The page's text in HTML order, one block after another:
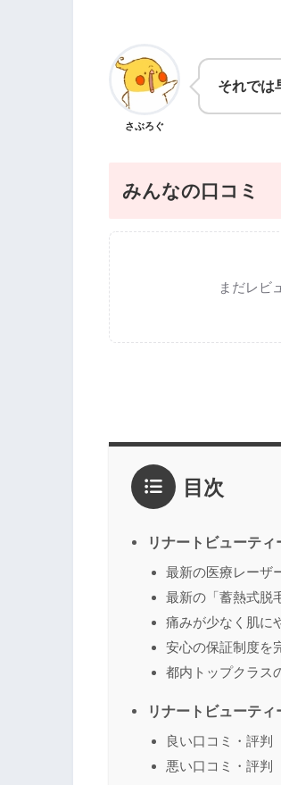
さぶろぐ
それでは
みんなの口コミ
まだレビ
2点
1点
感想*
（任意）
目次
リナートビューテ
最新の医療レーザ
最新の「蓄熱式脱
痛みが少なく肌に
安心の保証制度を
都内トップクラス
リナートビューテ
良い口コミ・評判
悪い口コミ・評判